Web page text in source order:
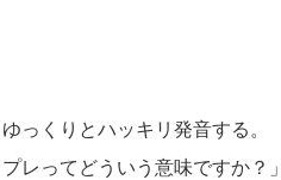
っくりとハッキリ発音する。
レってどういう意味ですか？」